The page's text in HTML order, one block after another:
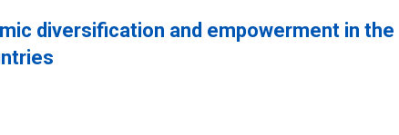
diversification and empowerment in the